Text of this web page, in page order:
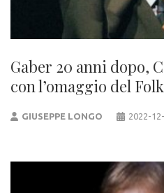
Gaber 20 anni dopo,
con l’omaggio del
GIUSEPPE LONGO 2022-